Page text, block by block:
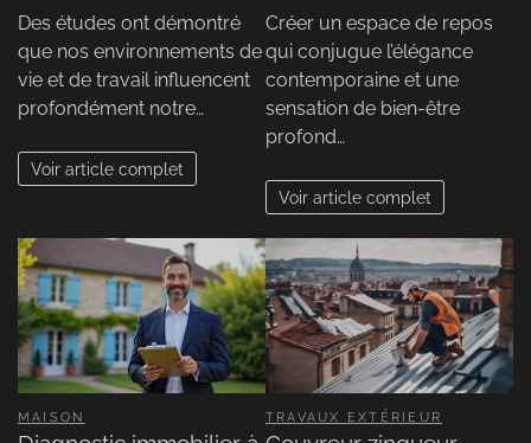
Des études ont démontré
que nos environnements de
vie et de travail influencent
profondément notre…
Voir article complet
Créer un espace de repos
qui conjugue l’élégance
contemporaine et une
sensation de bien-être
profond…
Voir article complet
MAISON TRAVAUX EXTÉRIEUR